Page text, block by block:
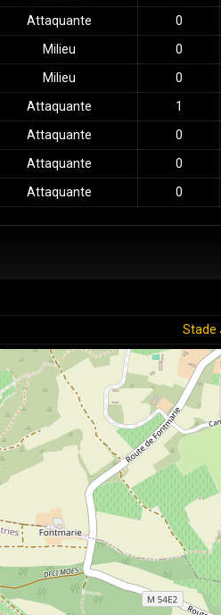
Attaquante 0
Milieu 0
Milieu 0
Attaquante 1
Attaquante 0
Attaquante 0
Attaquante 0
Stade